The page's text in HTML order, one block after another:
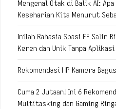
Mengenal Otak di Balik AI:
Keseharian Kita Menurut
Inilah Rahasia Spasi FF Salin
Keren dan Unik Tanpa Aplikasi
Rekomendasi HP Kamera
Cuma 2 Jutaan! Ini 6
Multitasking dan Gaming